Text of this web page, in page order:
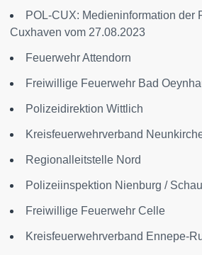
POL-CUX: Medieninformation der
Cuxhaven vom 27.08.2023
Feuerwehr Attendorn
Freiwillige Feuerwehr Bad
Polizeidirektion Wittlich
Kreisfeuerwehrverband
Regionalleitstelle Nord
Polizeiinspektion Nienburg /
Freiwillige Feuerwehr Celle
Kreisfeuerwehrverband Ennepe-